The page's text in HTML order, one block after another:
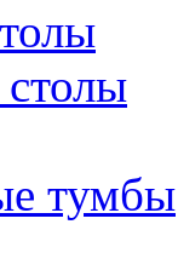
тумбы